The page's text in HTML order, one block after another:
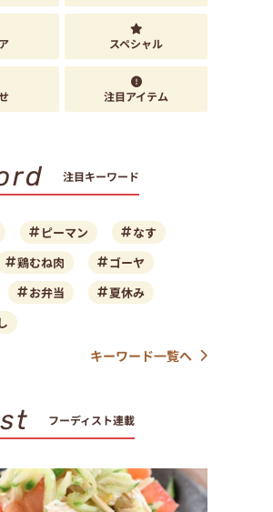
スペシャル
注目アイテム
注目キーワード
ピーマン
なす
鶏むね肉
ゴーヤ
お弁当
夏休み
キーワード一覧へ
フーディスト連載